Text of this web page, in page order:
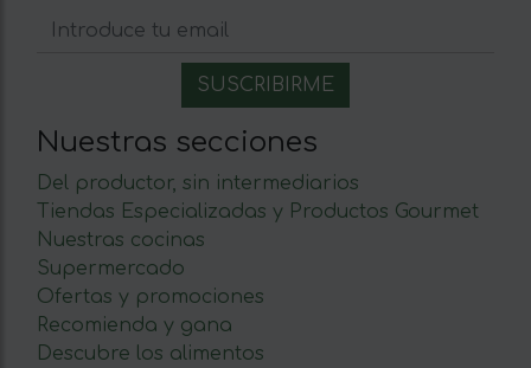
Nuestras secciones
Del productor, sin intermediarios
Tiendas Especializadas y Productos Gourmet
Nuestras cocinas
Supermercado
Ofertas y promociones
Recomienda y gana
Descubre los alimentos